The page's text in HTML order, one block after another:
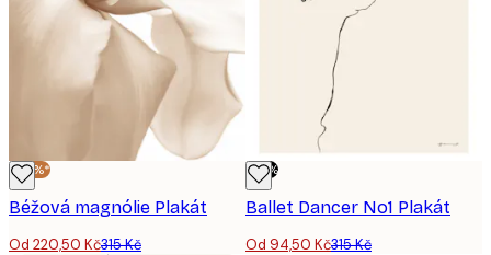
-30%*
Béžová magnólie Plakát
Od 220,50 Kč315 Kč
-70%
Ballet Dancer No1 Plakát
Od 94,50 Kč315 Kč